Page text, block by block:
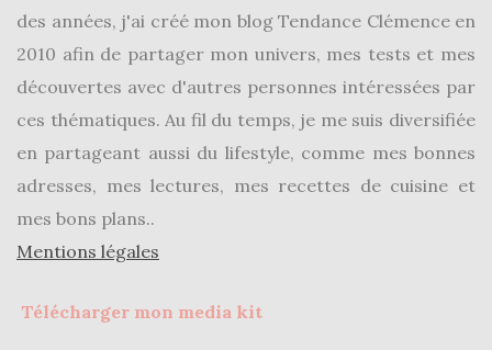
des années, j'ai créé mon blog Tendance Clémence en
2010 afin de partager mon univers, mes tests et mes
découvertes avec d'autres personnes intéressées par
ces thématiques. Au fil du temps, je me suis diversifiée
en partageant aussi du lifestyle, comme mes bonnes
adresses, mes lectures, mes recettes de cuisine et
mes bons plans..
Mentions légales
Télécharger mon media kit